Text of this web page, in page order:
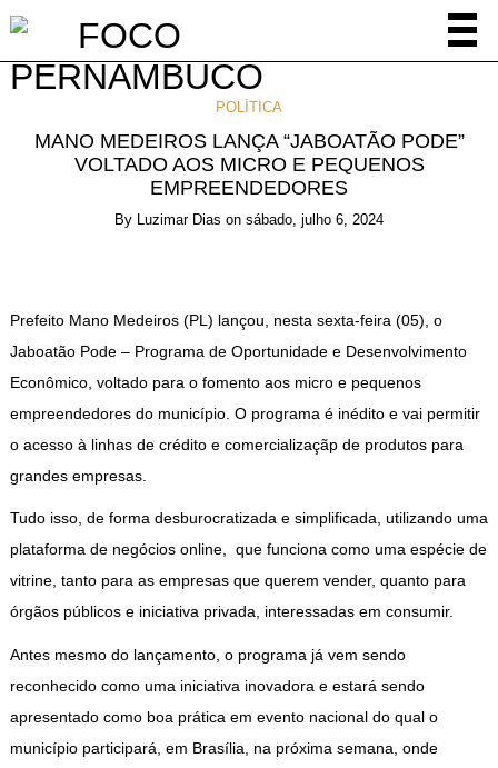
POLÍTICA
MANO MEDEIROS LANÇA “JABOATÃO PODE”
VOLTADO AOS MICRO E PEQUENOS
EMPREENDEDORES
By Luzimar Dias on sábado, julho 6, 2024
Prefeito Mano Medeiros (PL) lançou, nesta sexta-feira (05), o
Jaboatão Pode – Programa de Oportunidade e Desenvolvimento
Econômico, voltado para o fomento aos micro e pequenos
empreendedores do município. O programa é inédito e vai permitir
o acesso à linhas de crédito e comercializaçãp de produtos para
grandes empresas.
Tudo isso, de forma desburocratizada e simplificada, utilizando uma
plataforma de negócios online, que funciona como uma espécie de
vitrine, tanto para as empresas que querem vender, quanto para
órgãos públicos e iniciativa privada, interessadas em consumir.
Antes mesmo do lançamento, o programa já vem sendo
reconhecido como uma iniciativa inovadora e estará sendo
apresentado como boa prática em evento nacional do qual o
município participará, em Brasília, na próxima semana, onde